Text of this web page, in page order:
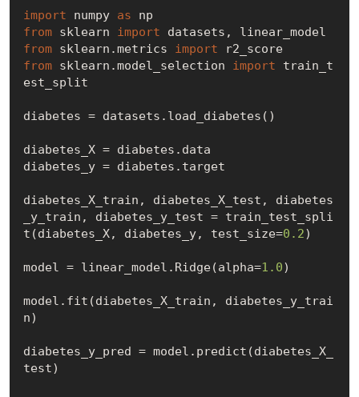
import numpy as
from sklearn import
from sklearn.metrics import
r2_score
from sklearn.model_selection import train_t
est_split
diabetes = datasets.load_diabetes()
diabetes_X = diabetes.data
diabetes_y = diabetes.target
diabetes_X_train, diabetes_X_test, diabetes
_y_train, diabetes_y_test = train_test_spli
t(diabetes_X, diabetes_y, test_size=0.2)
model = linear_model.Ridge(alpha=1.0)
model.fit(diabetes_X_train, diabetes_y_trai
n)
diabetes_y_pred = model.predict(diabetes_X_
test)